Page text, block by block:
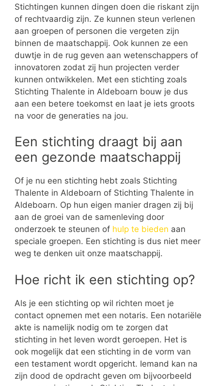
Stichtingen kunnen dingen doen die riskant zijn
of rechtvaardig zijn. Ze kunnen steun verlenen
aan groepen of personen die vergeten zijn
binnen de maatschappij. Ook kunnen ze een
duwtje in de rug geven aan wetenschappers of
innovatoren zodat zij hun projecten verder
kunnen ontwikkelen. Met een stichting zoals
Stichting Thalente in Aldeboarn bouw je dus
aan een betere toekomst en laat je iets groots
na voor de generaties na jou.
Een stichting draagt bij aan
een gezonde maatschappij
Of je nu een stichting hebt zoals Stichting
Thalente in Aldeboarn of Stichting Thalente in
Aldeboarn. Op hun eigen manier dragen zij bij
aan de groei van de samenleving door
onderzoek te steunen of hulp te bieden aan
speciale groepen. Een stichting is dus niet meer
weg te denken uit onze maatschappij.
Hoe richt ik een stichting op?
Als je een stichting op wil richten moet je
contact opnemen met een notaris. Een notariële
akte is namelijk nodig om te zorgen dat
stichting in het leven wordt geroepen. Het is
ook mogelijk dat een stichting in de vorm van
een testament wordt opgericht. Iemand kan na
zijn dood de opdracht geven om bijvoorbeeld